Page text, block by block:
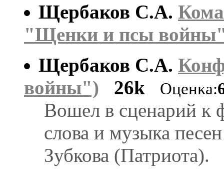
Щербаков С.А.
"Щенки и псы
Щербаков С.А.
войны")
26k Оценка:
Вошел в сценарий
слова и музыка
Зубкова (Патриота).